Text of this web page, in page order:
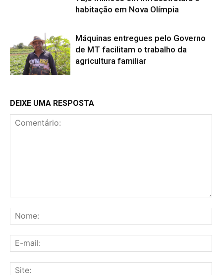
habitação em Nova Olímpia
Máquinas entregues pelo Governo
de MT facilitam o trabalho da
agricultura familiar
DEIXE UMA RESPOSTA